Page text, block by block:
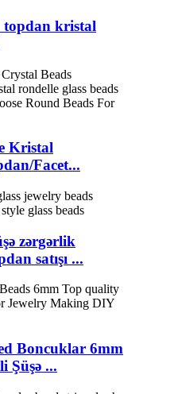
topdan kristal
Kristal
Facet...
zərgərlik
satışı ...
Boncuklar 6mm
Şüşə ...